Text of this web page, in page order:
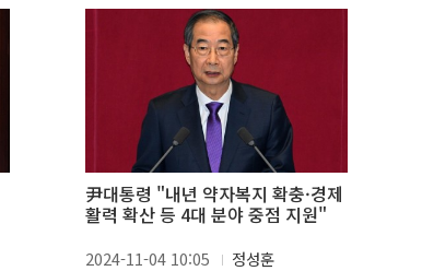
尹대통령 "내년 약자복지 확충·경제
활력 확산 등 4대 분야 중점 지원"
2024-11-04 10:05 정성훈